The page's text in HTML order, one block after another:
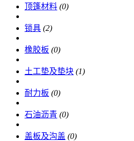
顶篷材料 (0)
锁具 (2)
橡胶板 (0)
土工垫及垫块 (1)
耐力板 (0)
石油沥青 (0)
盖板及沟盖 (0)